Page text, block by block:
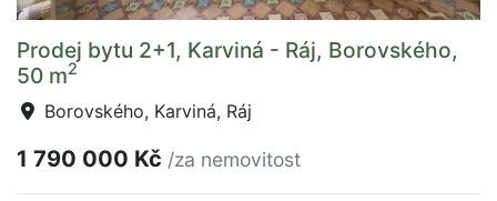
Prodej bytu 2+1, Karviná - Ráj, Borovského,
50 m2
Borovského, Karviná, Ráj
1 790 000 Kč /za nemovitost